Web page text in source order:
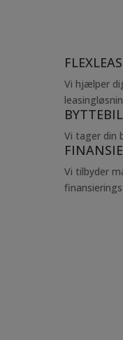
Vi hjælper
BYTTEBIL
Vi tager din
Vi tilbyder